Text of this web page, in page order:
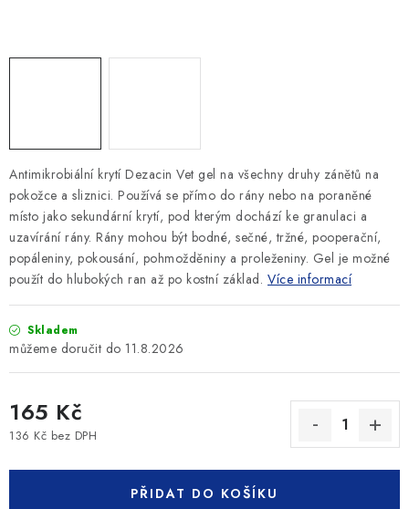
Ceník dopravy Kontakty
Obchodní podmínky
Antimikrobiální krytí Dezacin Vet gel na všechny druhy zánětů na
pokožce a sliznici. Používá se přímo do rány nebo na poraněné
místo jako sekundární krytí, pod kterým dochází ke granulaci a
uzavírání rány. Rány mohou být bodné, sečné, tržné, pooperační,
popáleniny, pokousání, pohmožděniny a proleženiny. Gel je možné
použít do hlubokých ran až po kostní základ. Více informací
Skladem
11.8.2026
165 Kč
136 Kč bez DPH
PŘIDAT DO KOŠÍKU